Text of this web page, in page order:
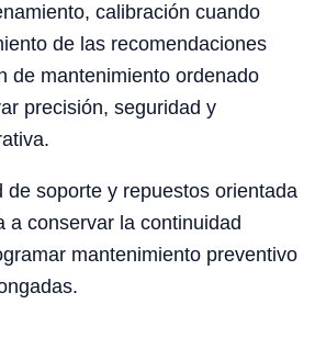
calibración cuando
de las recomendaciones
de mantenimiento ordenado
precisión, seguridad y
de soporte y repuestos orientada
a conservar la continuidad
mantenimiento preventivo